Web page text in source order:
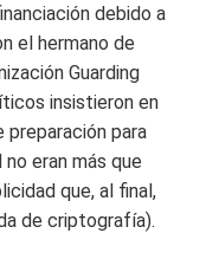
debido a
el hermano de
Guarding
insistieron en
preparación para
eran más que
que, al final,
de criptografía).